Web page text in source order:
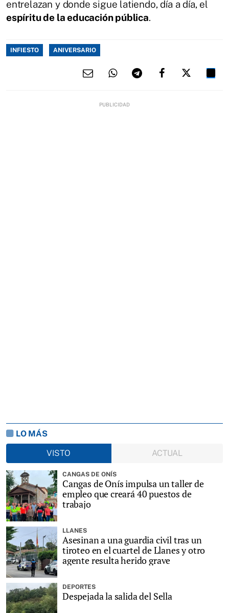
entrelazan y donde sigue latiendo, día a día, el
espíritu de la educación pública.
INFIESTO ANIVERSARIO
LO MÁS
VISTO
ACTUAL
CANGAS DE ONÍS
Cangas de Onís impulsa un taller de
empleo que creará 40 puestos de
trabajo
LLANES
Asesinan a una guardia civil tras un
tiroteo en el cuartel de Llanes y otro
agente resulta herido grave
DEPORTES
Despejada la salida del Sella